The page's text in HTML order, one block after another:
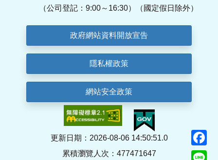
（公司登記：9:00～16:30）（國定假日除外）
政府網站資料開放宣告
隱私權政策
網站安全政策
更新日期：2026-08-06 14:50:51.0
累積瀏覽人次：477471647